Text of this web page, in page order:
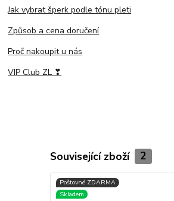
Jak vybrat šperk podle tónu pleti
Způsob a cena doručení
Proč nakoupit u nás
VIP Club ZL ❣
Související zboží 2